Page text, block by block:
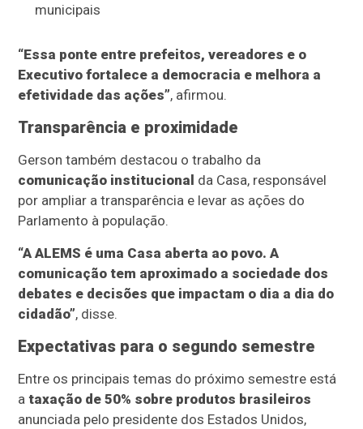
municipais
“Essa ponte entre prefeitos, vereadores e o
Executivo fortalece a democracia e melhora a
efetividade das ações”, afirmou.
Transparência e proximidade
Gerson também destacou o trabalho da
comunicação institucional da Casa, responsável
por ampliar a transparência e levar as ações do
Parlamento à população.
“A ALEMS é uma Casa aberta ao povo. A
comunicação tem aproximado a sociedade dos
debates e decisões que impactam o dia a dia do
cidadão”, disse.
Expectativas para o segundo semestre
Entre os principais temas do próximo semestre está
ataxação de 50% sobre produtos brasileiros
anunciada pelo presidente dos Estados Unidos,